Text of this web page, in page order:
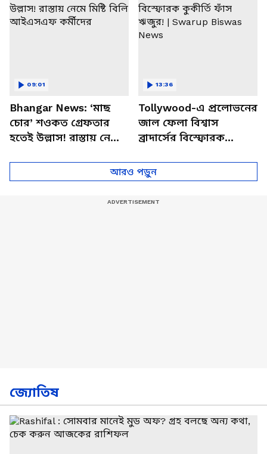
Bhangar News: ‘মাছ
চোর’ শওকত গ্রেফতার
হতেই উল্লাস! রাস্তায় নেমে
09:01
Tollywood-এ প্রলোভনের
জাল ফেলা বিশ্বাস
ব্রাদার্সের বিস্ফোরক
Swarup Biswas News
13:36
আরও পড়ুন
জ্যোতিষ